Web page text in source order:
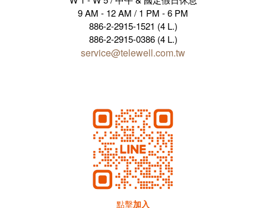
9 AM - 12 AM / 1 PM - 6 PM
886-2-2915-1521 (4 L.)
886-2-2915-0386 (4 L.)
service@telewell.com.tw
點擊加入